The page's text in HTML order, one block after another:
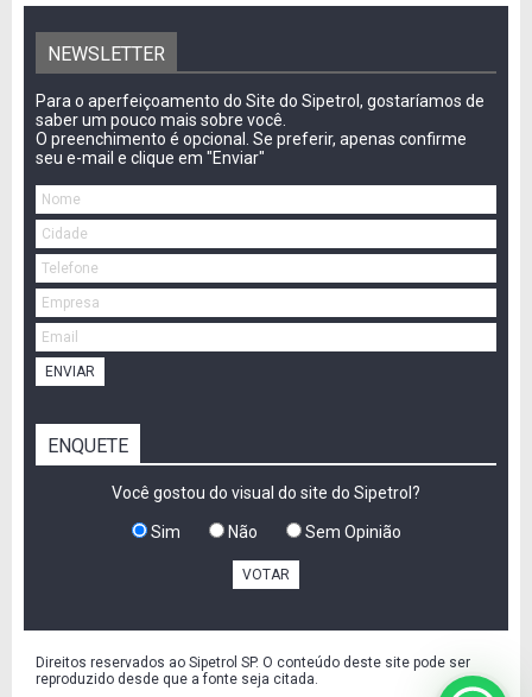
NEWSLETTER
Para o aperfeiçoamento do Site do Sipetrol, gostaríamos de
saber um pouco mais sobre você.
O preenchimento é opcional. Se preferir, apenas confirme
seu e-mail e clique em "Enviar"
ENVIAR
ENQUETE
Você gostou do visual do site do Sipetrol?
Sim Não Sem Opinião
VOTAR
Direitos reservados ao Sipetrol SP. O conteúdo deste site pode ser
reproduzido desde que a fonte seja citada.